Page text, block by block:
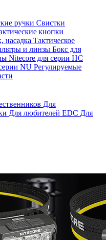
ручки Свистки
кнопки
насадка Тактическое
и линзы Бокс для
Nitecore для серии HС
NU Регулируемые
Для
Для любителей EDC Для